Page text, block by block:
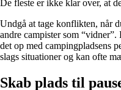
De fleste er ikke klar over, at
Undgå at tage konflikten, når
andre campister som
det op med campingpladsens
slags situationer og kan ofte
Skab plads til